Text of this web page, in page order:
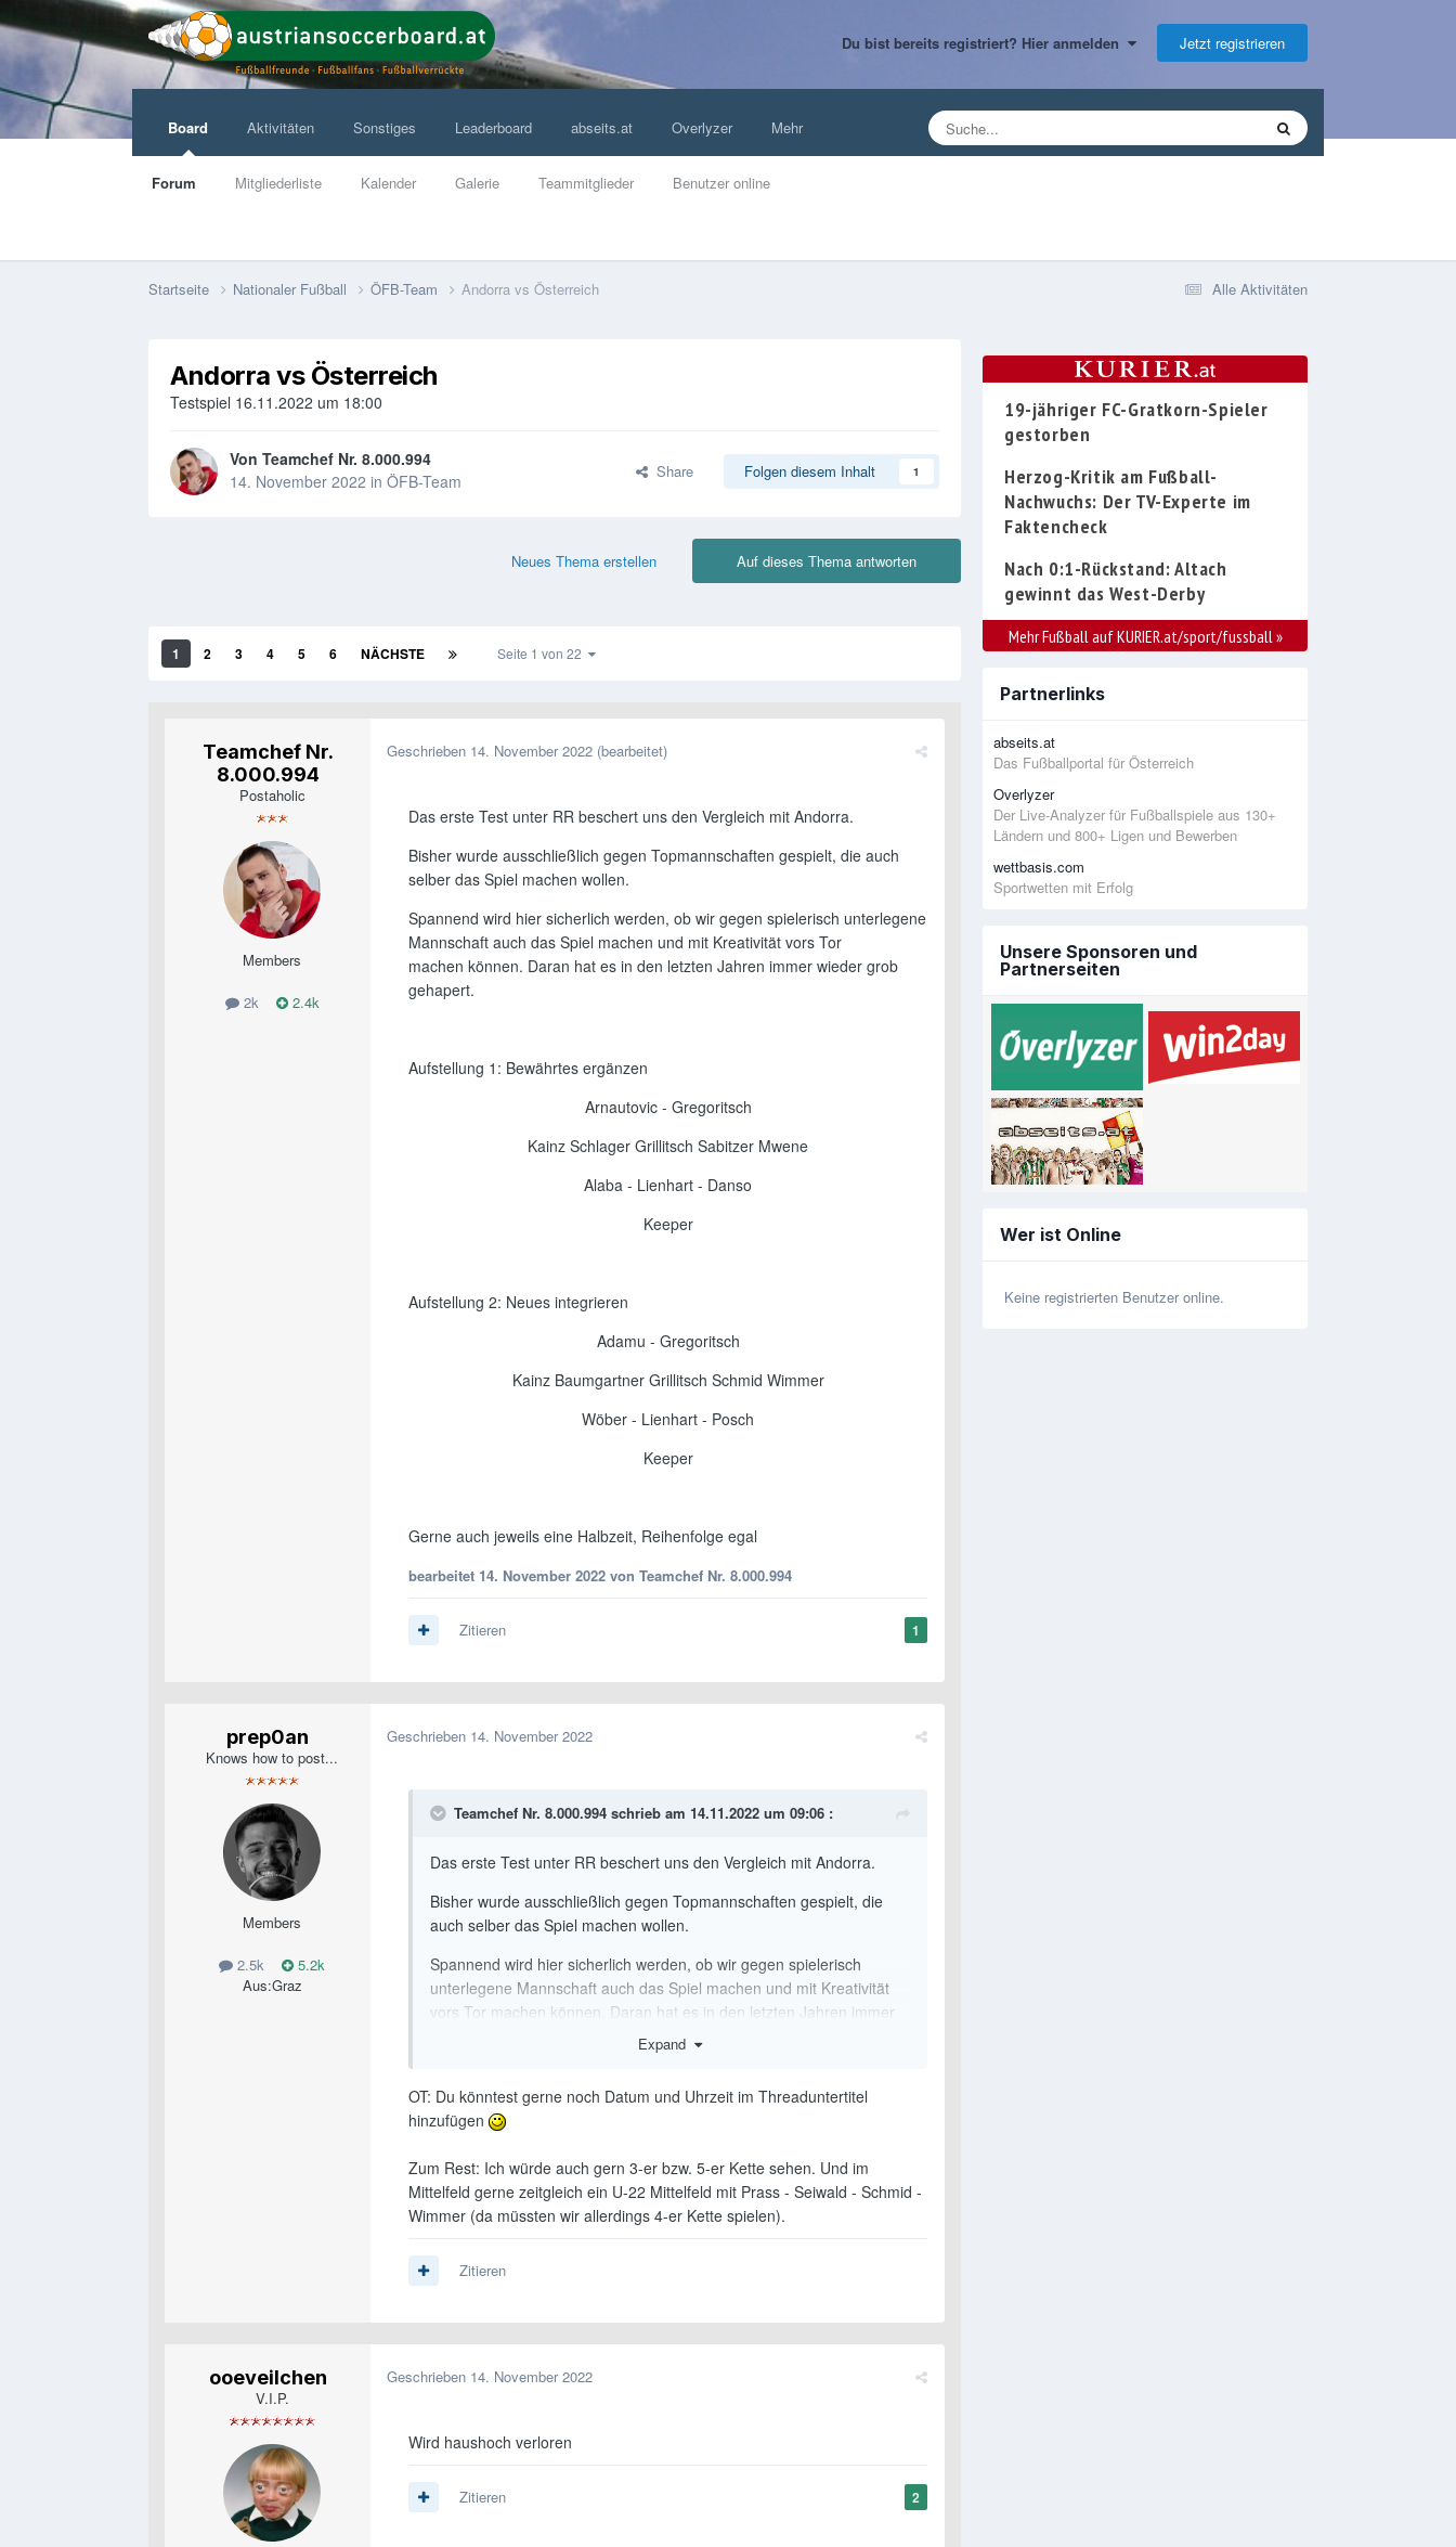
Du bist bereits registriert? Hier anmelden Jetzt registrieren
Board
Forum Mitgliederliste Kalender Galerie Teammitglieder Benutzer online
Aktivitäten Sonstiges Leaderboard abseits.at Overlyzer Mehr
Alle Aktivitäten
Startseite Nationaler Fußball ÖFB-Team Andorra vs Österreich
Andorra vs Österreich
Testspiel 16.11.2022 um 18:00
Von Teamchef Nr. 8.000.994
14. November 2022 in ÖFB-Team Share Folgen diesem Inhalt 1
Auf dieses Thema antworten
Neues Thema erstellen
1 2 3 4 5 6 NÄCHSTE Seite 1 von 22
Teamchef Nr.
8.000.994
Postaholic
Members
2k 2.4k
Geschrieben 14. November 2022 (bearbeitet)
Das erste Test unter RR beschert uns den Vergleich mit Andorra.
Bisher wurde ausschließlich gegen Topmannschaften gespielt, die auch
selber das Spiel machen wollen.
Spannend wird hier sicherlich werden, ob wir gegen spielerisch unterlegene
Mannschaft auch das Spiel machen und mit Kreativität vors Tor
machen können. Daran hat es in den letzten Jahren immer wieder grob
gehapert.
Aufstellung 1: Bewährtes ergänzen
Arnautovic - Gregoritsch
Kainz Schlager Grillitsch Sabitzer Mwene
Alaba - Lienhart - Danso
Keeper
Aufstellung 2: Neues integrieren
Adamu - Gregoritsch
Kainz Baumgartner Grillitsch Schmid Wimmer
Wöber - Lienhart - Posch
Keeper
Gerne auch jeweils eine Halbzeit, Reihenfolge egal
bearbeitet 14. November 2022 von Teamchef Nr. 8.000.994
1
Zitieren
prep0an
Knows how to post...
Members
2.5k
5.2k
Aus:Graz
Geschrieben 14. November 2022
Teamchef Nr. 8.000.994 schrieb am 14.11.2022 um 09:06 :
Das erste Test unter RR beschert uns den Vergleich mit Andorra.
Bisher wurde ausschließlich gegen Topmannschaften gespielt, die
auch selber das Spiel machen wollen.
Spannend wird hier sicherlich werden, ob wir gegen spielerisch
unterlegene Mannschaft auch das Spiel machen und mit Kreativität
vors Tor machen können. Daran hat es in den letzten Jahren immer
Aufstellung 1: Bewährtes ergänzen
Kainz Schlager Grillitsch Sabitzer Mwene
Alaba - Lienhart - Danso
Aufstellung 2: Neues integrieren
Expand
OT: Du könntest gerne noch Datum und Uhrzeit im Threaduntertitel
hinzufügen
Zum Rest: Ich würde auch gern 3-er bzw. 5-er Kette sehen. Und im
Mittelfeld gerne zeitgleich ein U-22 Mittelfeld mit Prass - Seiwald - Schmid -
Wimmer (da müssten wir allerdings 4-er Kette spielen).
Zitieren
ooeveilchen
V.I.P.
Geschrieben 14. November 2022
Wird haushoch verloren
2
Zitieren
19-jähriger FC-Gratkorn-Spieler
gestorben
Herzog-Kritik am Fußball-
Nachwuchs: Der TV-Experte im
Faktencheck
Nach 0:1-Rückstand: Altach
gewinnt das West-Derby
Mehr Fußball auf KURIER.at/sport/fussball »
Partnerlinks
abseits.at
Das Fußballportal für Österreich
Overlyzer
Der Live-Analyzer für Fußballspiele aus 130+
Ländern und 800+ Ligen und Bewerben
wettbasis.com
Sportwetten mit Erfolg
Unsere Sponsoren und
Partnerseiten
Wer ist Online
Keine registrierten Benutzer online.